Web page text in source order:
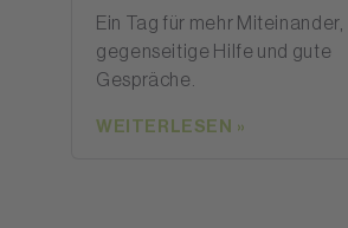
Ein Tag für mehr Miteinander,
gegenseitige Hilfe und gute
Gespräche.
WEITERLESEN »